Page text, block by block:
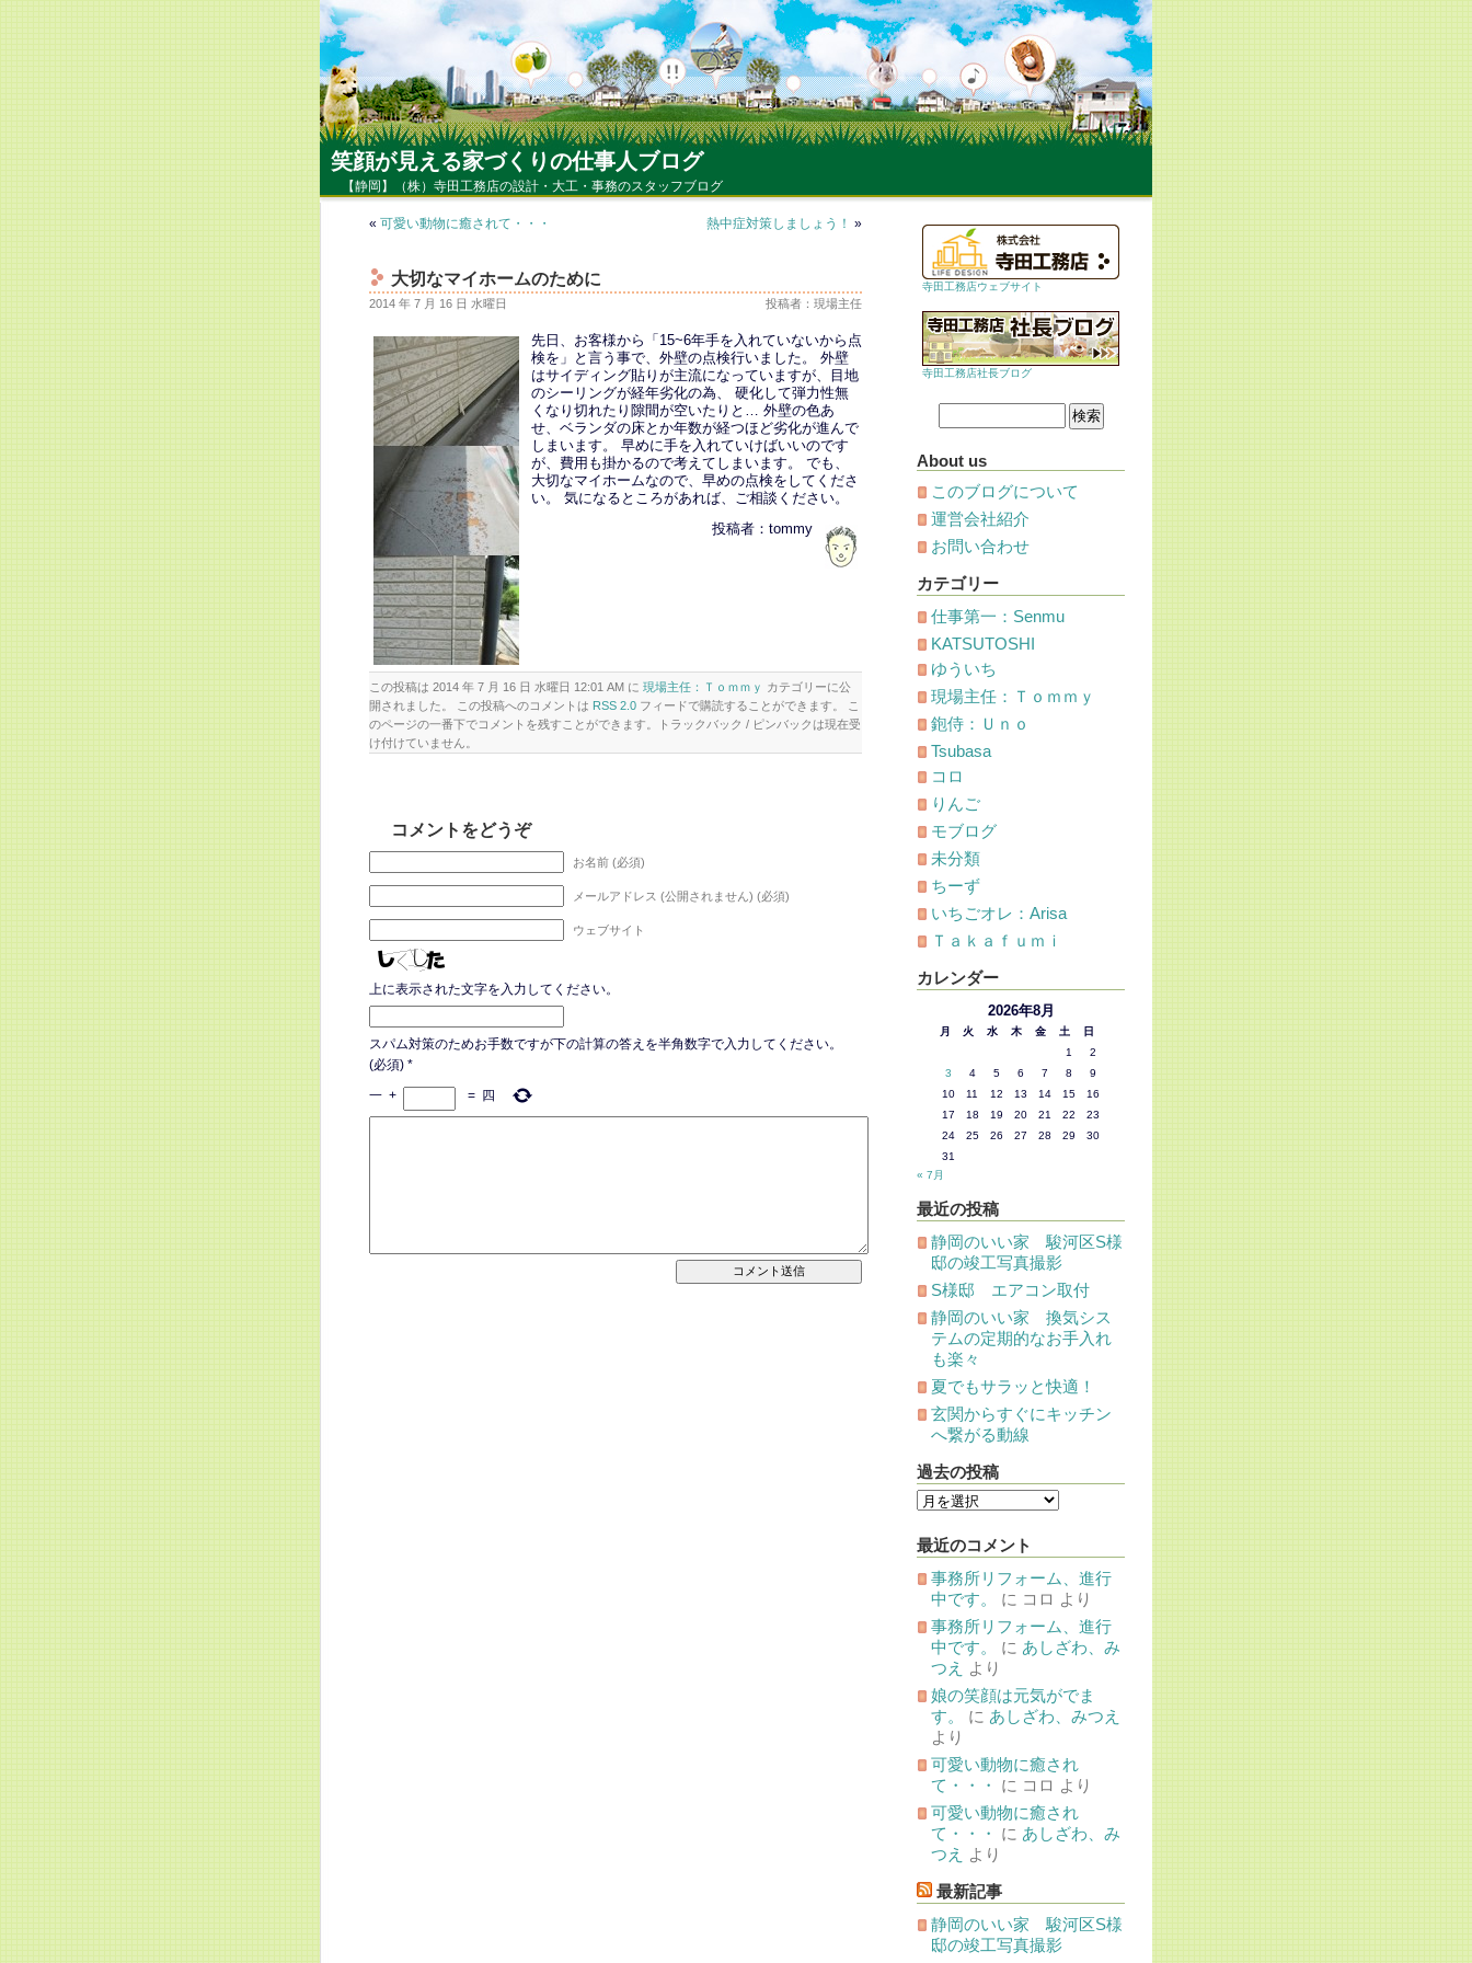
笑顔が見える家づくりの仕事人ブログ
【静岡】（株）寺田工務店の設計・大工・事務のスタッフブログ
« 可愛い動物に癒されて・・・ 熱中症対策しましょう！ »
大切なマイホームのために
2014 年 7 月 16 日 水曜日 投稿者：現場主任
先日、お客様から「15~6年手を入れていないから点
検を」と言う事で、外壁の点検行いました。 外壁
はサイディング貼りが主流になっていますが、目地
のシーリングが経年劣化の為、 硬化して弾力性無
くなり切れたり隙間が空いたりと… 外壁の色あ
せ、ベランダの床とか年数が経つほど劣化が進んで
しまいます。 早めに手を入れていけばいいのです
が、費用も掛かるので考えてしまいます。 でも、
大切なマイホームなので、早めの点検をしてくださ
い。 気になるところがあれば、ご相談ください。
投稿者：tommy
この投稿は 2014 年 7 月 16 日 水曜日 12:01 AM に 現場主任：Ｔｏｍｍｙ カテゴリーに公
開されました。 この投稿へのコメントは RSS 2.0 フィードで購読することができます。 こ
のページの一番下でコメントを残すことができます。トラックバック / ピンバックは現在受
け付けていません。
コメントをどうぞ
お名前 (必須)
メールアドレス (公開されません) (必須)
ウェブサイト
上に表示された文字を入力してください。
スパム対策のためお手数ですが下の計算の答えを半角数字で入力してください。
(必須) *
一 + = 四
寺田工務店ウェブサイト
寺田工務店社長ブログ
About us
このブログについて
運営会社紹介
お問い合わせ
カテゴリー
仕事第一：Senmu
KATSUTOSHI
ゆういち
現場主任：Ｔｏｍｍｙ
鉋侍：Ｕｎｏ
Tsubasa
コロ
りんご
モブログ
未分類
ちーず
いちごオレ：Arisa
Ｔａｋａｆｕｍｉ
カレンダー
2026年8月
月 火 水 木 金 土
日
1
2
3
4 5 6 7 8
9
10
11 12 13 14 15
16
17
18 19 20 21 22
23
24
25 26 27 28 29
30
31
« 7月
最近の投稿
静岡のいい家 駿河区S様
邸の竣工写真撮影
S様邸 エアコン取付
静岡のいい家 換気シス
テムの定期的なお手入れ
も楽々
夏でもサラッと快適！
玄関からすぐにキッチン
へ繋がる動線
過去の投稿
過
去
投
稿
最近のコメント
事務所リフォーム、進行
中です。
に コロ より
事務所リフォーム、進行
中です。
に あしざわ、み
つえ
より
娘の笑顔は元気がでま
す。
に あしざわ、みつえ
より
可愛い動物に癒され
て・・・
に コロ より
可愛い動物に癒され
て・・・
に あしざわ、み
つえ
より
最新記事
静岡のいい家 駿河区S様
邸の竣工写真撮影